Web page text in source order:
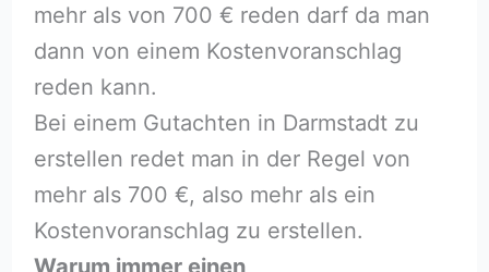
mehr als von 700 € reden darf da man
dann von einem Kostenvoranschlag
reden kann.
Bei einem Gutachten in Darmstadt zu
erstellen redet man in der Regel von
mehr als 700 €, also mehr als ein
Kostenvoranschlag zu erstellen.
Warum immer einen